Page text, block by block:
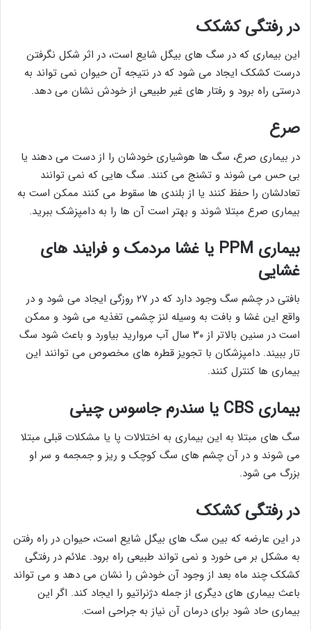
در رفتگی کشکک
این بیماری که در سگ های بیگل شایع است، در اثر شکل نگرفتن
درست کشکک ایجاد می شود که در نتیجه آن حیوان نمی تواند به
درستی راه برود و رفتار های غیر طبیعی از خودش نشان می دهد.
صرع
در بیماری صرع، سگ ها هوشیاری خودشان را از دست می دهند یا
بی حس می شوند و تشنج می کنند. سگ هایی که نمی توانند
تعادلشان را حفظ کنند یا از بلندی ها سقوط می کنند ممکن است به
بیماری صرع مبتلا شوند و بهتر است آن ها را به دامپزشک ببرید.
بیماری PPM یا غشا مردمک و فرایند های
غشایی
بافتی در چشم سگ وجود دارد که در ۲۷ روزگی ایجاد می شود و در
واقع این غشا و بافت به وسیله لنز چشمی تغذیه می شود و ممکن
است در سنین بالاتر از ۳۰ سال آب مروارید بیاورد و باعث شود سگ
تار ببیند. دامپزشکان با تجویز قطره های مخصوص می توانند این
بیماری ها کنترل کنند.
بیماری CBS یا سندرم جاسوس چینی
سگ های مبتلا به این بیماری به اختلالات پا یا مشکلات قبلی مبتلا
می شوند و در آن چشم های سگ کوچک و ریز و جمجمه و سر او
بزرگ می شود.
در رفتگی کشکک
در این عارضه که بین سگ های بیگل شایع است، حیوان در راه رفتن
به مشکل بر می خورد و نمی تواند طبیعی راه برود. علائم در رفتگی
کشکک چند ماه بعد از وجود آن خودش را نشان می دهد و می تواند
باعث بیماری های دیگری از جمله دژنراتیو را ایجاد کند. اگر این
بیماری حاد شود برای درمان آن نیاز به جراحی است.